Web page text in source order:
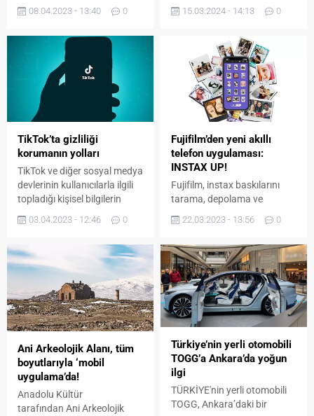
doğduğu topraklara
Çanakkale Zaferi’nin
ölümsüz ruhunu NFT
dünyasına taşıdı.
08.04.2023 - 13:40 0
sağlayıcılarıyla ilgili çözüm
15.03.2024 - 14:13 0
TikTok’ta gizliliği
korumanın yolları
TikTok ve diğer sosyal medya
devlerinin kullanıcılarla ilgili
topladığı kişisel bilgilerin
büyüklüğü dikkat çekici
boyutlara ulaştı.
03.04.2023 - 12:46 0
Fujifilm’den yeni akıllı
telefon uygulaması:
INSTAX UP!
Fujifilm, instax baskılarını
tarama, depolama ve
paylaşma imkanı sunan
INSTAX UP! uygulamasını
22.03.2023 - 13:56 0
Ani Arkeolojik Alanı, tüm
boyutlarıyla ‘mobil
uygulama’da!
Anadolu Kültür
tarafından Ani Arkeolojik
Türkiye’nin yerli otomobili
TOGG’a Ankara’da yoğun
ilgi
TÜRKİYE'nin yerli otomobili
TOGG, Ankara’daki bir